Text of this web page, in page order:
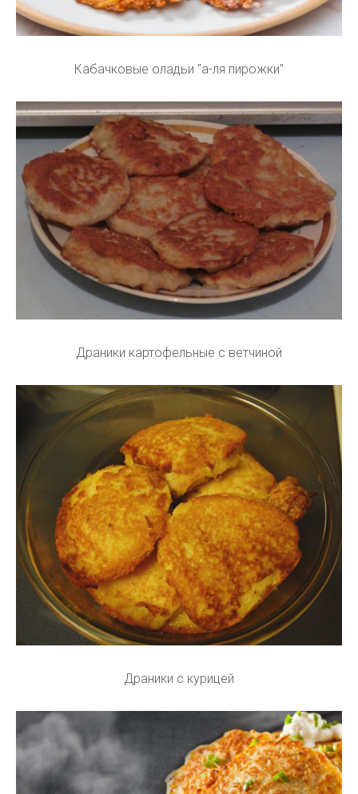
Кабачковые оладьи "а-ля пирожки"
Драники картофельные с ветчиной
Драники с курицей